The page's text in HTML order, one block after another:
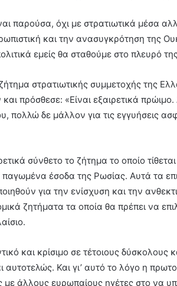
παρούσα, όχι με στρατιωτικά μέσα
και την ανασυγκρότηση της
εμείς θα σταθούμε στο πλευρό
στρατιωτικής συμμετοχής της
πρόσθεσε: «Είναι εξαιρετικά
πολλώ δε μάλλον για τις εγγυήσεις
σύνθετο το ζήτημα το οποίο
έσοδα της Ρωσίας. Αυτά τα
για την ενίσχυση και την
ζητήματα τα οποία θα πρέπει να
και κρίσιμο σε τέτοιους
Και γι’ αυτό το λόγο η
άλλους ευρωπαίους ηγέτες στο να